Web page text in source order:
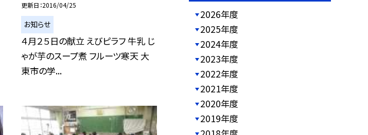
更新日 2016/04/25
お知らせ
４月２５日の献立 えびピラフ 牛乳 じ
ゃが芋のスープ煮 フルーツ寒天 大
東市の学...
2026年度
2025年度
2024年度
2023年度
2022年度
2021年度
2020年度
2019年度